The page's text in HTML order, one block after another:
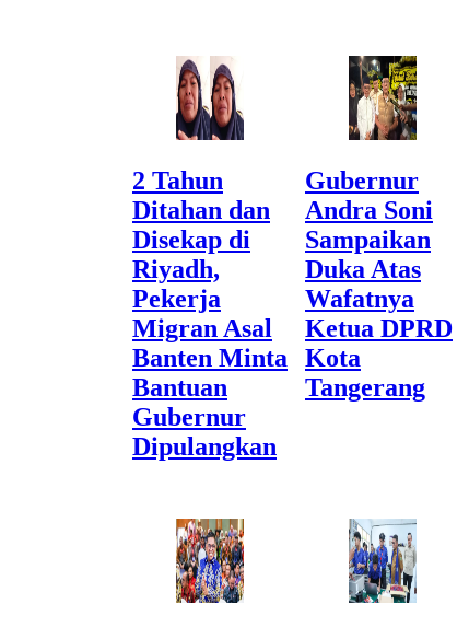
2 Tahun
Ditahan dan
Disekap di
Riyadh,
Pekerja
Migran Asal
Banten Minta
Bantuan
Gubernur
Dipulangkan
Gubernur
Andra Soni
Sampaikan
Duka Atas
Wafatnya
Ketua DPRD
Kota
Tangerang